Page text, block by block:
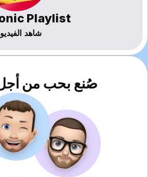
Playlist
شاهد الفيديو
صُنع بحب من